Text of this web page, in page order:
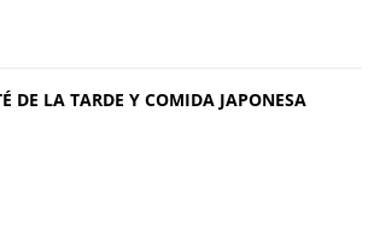
DE LA TARDE Y COMIDA JAPONESA